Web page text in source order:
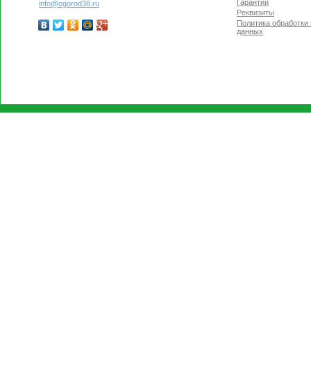
info@ogorod38.ru
Гарантии
Реквизиты
Политика
данных